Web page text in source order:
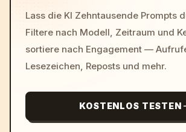
Lass die KI Zehntausende Prompts
Filtere nach Modell, Zeitraum und
sortiere nach Engagement —
Lesezeichen, Reposts und mehr.
KOSTENLOS TESTEN